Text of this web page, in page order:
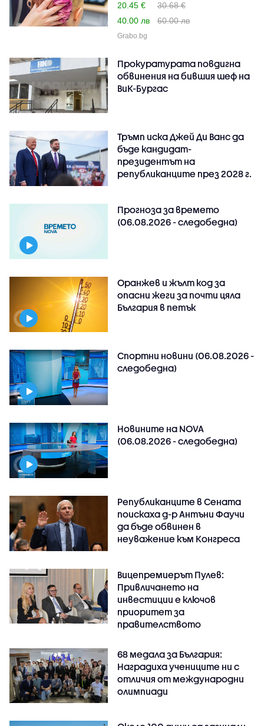
20.45 €
30.68 €
40.00 лв
60.00 лв
Grabo.bg
Прокуратурата повдигна
обвинения на бившия шеф на
ВиК-Бургас
Тръмп иска Джей Ди Ванс да
бъде кандидат-
президентът на
републиканците през 2028 г.
Прогноза за времето
(06.08.2026 - следобедна)
Оранжев и жълт код за
опасни жеги за почти цяла
България в петък
Спортни новини (06.08.2026 -
следобедна)
Новините на NOVA
(06.08.2026 - следобедна)
Републиканците в Сената
поискаха д-р Антъни Фаучи
да бъде обвинен в
неуважение към Конгреса
Вицепремиерът Пулев:
Привличането на
инвестиции е ключов
приоритет за
правителството
68 медала за България:
Наградиха учениците ни с
отличия от международни
олимпиади